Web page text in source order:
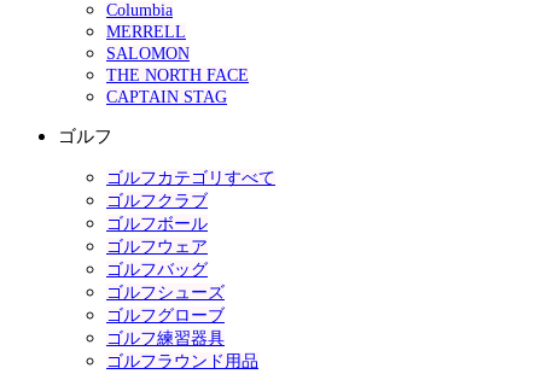
Columbia
MERRELL
SALOMON
THE NORTH FACE
CAPTAIN STAG
ゴルフ
ゴルフカテゴリすべて
ゴルフクラブ
ゴルフボール
ゴルフウェア
ゴルフバッグ
ゴルフシューズ
ゴルフグローブ
ゴルフ練習器具
ゴルフラウンド用品